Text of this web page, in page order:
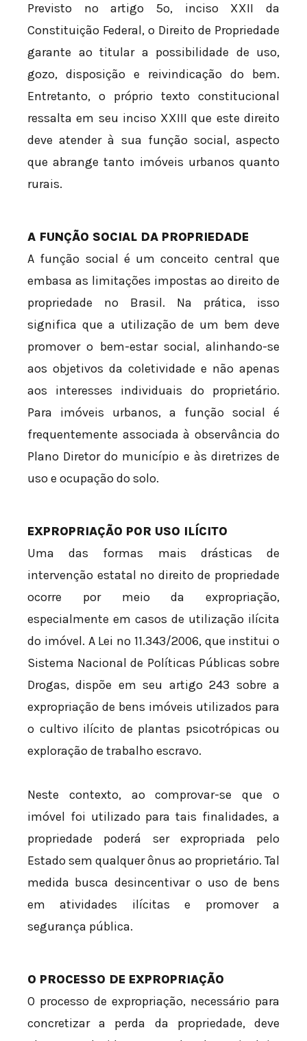
Previsto no artigo 5º, inciso XXII da
Constituição Federal, o Direito de Propriedade
garante ao titular a possibilidade de uso,
gozo, disposição e reivindicação do bem.
Entretanto, o próprio texto constitucional
ressalta em seu inciso XXIII que este direito
deve atender à sua função social, aspecto
que abrange tanto imóveis urbanos quanto
rurais.
A FUNÇÃO SOCIAL DA PROPRIEDADE
A função social é um conceito central que
embasa as limitações impostas ao direito de
propriedade no Brasil. Na prática, isso
significa que a utilização de um bem deve
promover o bem-estar social, alinhando-se
aos objetivos da coletividade e não apenas
aos interesses individuais do proprietário.
Para imóveis urbanos, a função social é
frequentemente associada à observância do
Plano Diretor do município e às diretrizes de
uso e ocupação do solo.
EXPROPRIAÇÃO POR USO ILÍCITO
Uma das formas mais drásticas de
intervenção estatal no direito de propriedade
ocorre por meio da expropriação,
especialmente em casos de utilização ilícita
do imóvel. A Lei nº 11.343/2006, que institui o
Sistema Nacional de Políticas Públicas sobre
Drogas, dispõe em seu artigo 243 sobre a
expropriação de bens imóveis utilizados para
o cultivo ilícito de plantas psicotrópicas ou
exploração de trabalho escravo.
Neste contexto, ao comprovar-se que o
imóvel foi utilizado para tais finalidades, a
propriedade poderá ser expropriada pelo
Estado sem qualquer ônus ao proprietário. Tal
medida busca desincentivar o uso de bens
em atividades ilícitas e promover a
segurança pública.
O PROCESSO DE EXPROPRIAÇÃO
O processo de expropriação, necessário para
concretizar a perda da propriedade, deve